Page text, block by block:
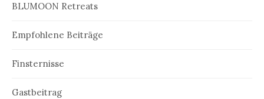
BLUMOON Retreats
Empfohlene Beiträge
Finsternisse
Gastbeitrag